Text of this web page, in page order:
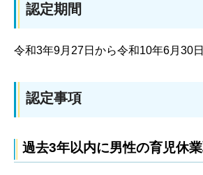
認定期間
令和3年9月27日から令和10年6月30
認定事項
過去3年以内に男性の育児休